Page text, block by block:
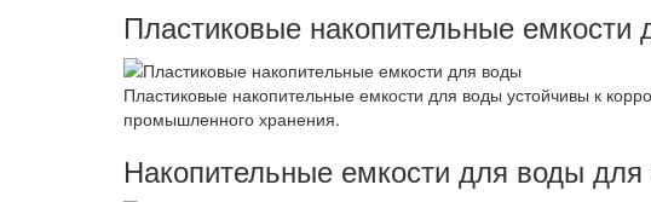
Пластиковые накопительные емкости
Пластиковые накопительные емкости для воды устойчивы к
промышленного хранения.
Накопительные емкости для воды